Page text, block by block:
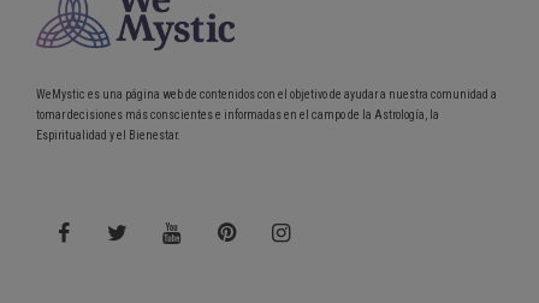
WeMystic es una página web de contenidos con el objetivo de ayudar a nuestra comunidad a
tomar decisiones más conscientes e informadas en el campo de la Astrología, la
Espiritualidad y el Bienestar.